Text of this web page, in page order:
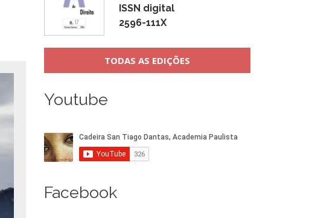
ISSN digital
2596-111X
TODAS AS EDIÇÕES
Youtube
Facebook